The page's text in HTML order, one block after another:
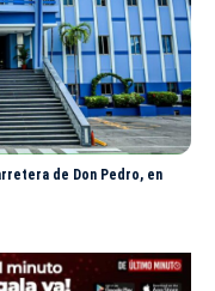
de Don Pedro, en